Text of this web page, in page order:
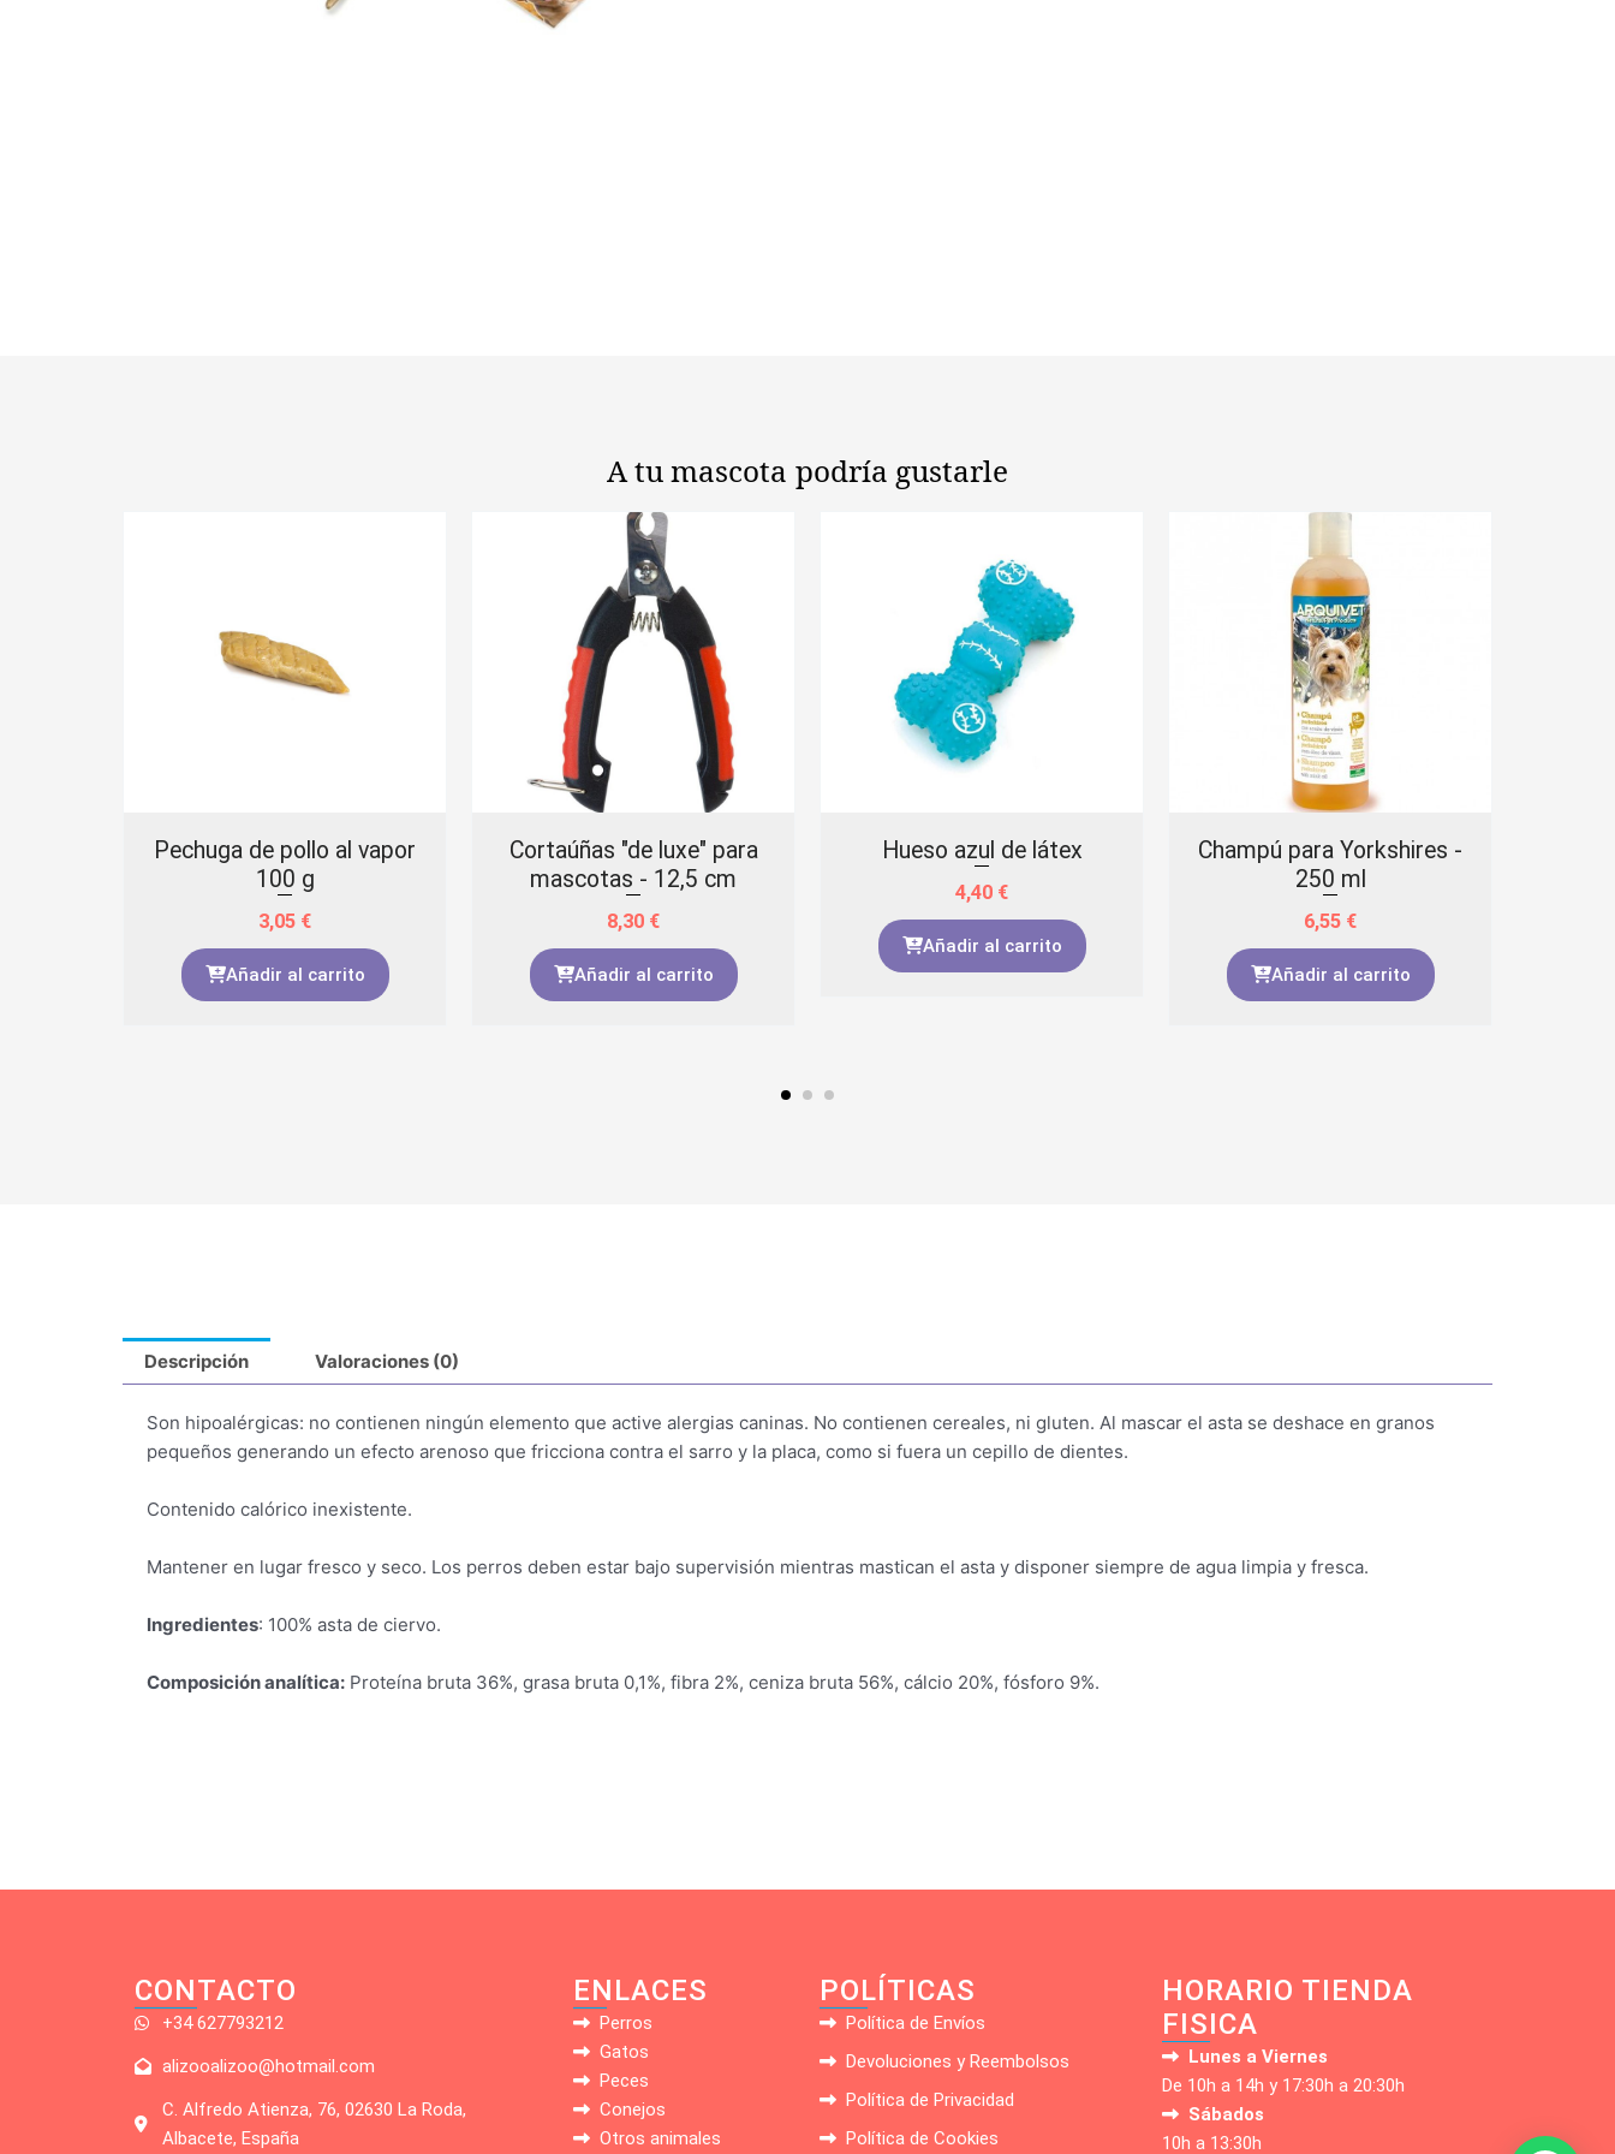
A tu mascota podría gustarle
Pechuga de pollo al vapor
100 g
3,05 €
Añadir al carrito
Cortaúñas "de luxe" para
mascotas - 12,5 cm
8,30 €
Añadir al carrito
Hueso azul de látex
4,40 €
Añadir al carrito
Champú para Yorkshires -
250 ml
6,55 €
Añadir al carrito
Descripción Valoraciones (0)
Son hipoalérgicas: no contienen ningún elemento que active alergias caninas. No contienen cereales, ni gluten. Al mascar el asta se deshace en granos
pequeños generando un efecto arenoso que fricciona contra el sarro y la placa, como si fuera un cepillo de dientes.
Contenido calórico inexistente.
Mantener en lugar fresco y seco. Los perros deben estar bajo supervisión mientras mastican el asta y disponer siempre de agua limpia y fresca.
Ingredientes: 100% asta de ciervo.
Composición analítica: Proteína bruta 36%, grasa bruta 0,1%, fibra 2%, ceniza bruta 56%, cálcio 20%, fósforo 9%.
CONTACTO
+34 627793212
alizooalizoo@hotmail.com
C. Alfredo Atienza, 76, 02630 La Roda,
Albacete, España
ENLACES
Perros
Gatos
Peces
Conejos
Otros animales
POLÍTICAS
Política de Envíos
Devoluciones y Reembolsos
Política de Privacidad
Política de Cookies
HORARIO TIENDA
FISICA
Lunes a Viernes
De 10h a 14h y 17:30h a 20:30h
Sábados
10h a 13:30h